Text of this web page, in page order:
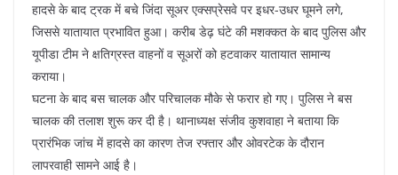
हादसे के बाद ट्रक में बचे जिंदा सूअर एक्सप्रेसवे पर इधर-उधर घूमने लगे,
जिससे यातायात प्रभावित हुआ। करीब डेढ़ घंटे की मशक्कत के बाद पुलिस और
यूपीडा टीम ने क्षतिग्रस्त वाहनों व सूअरों को हटवाकर यातायात सामान्य
कराया।
घटना के बाद बस चालक और परिचालक मौके से फरार हो गए। पुलिस ने बस
चालक की तलाश शुरू कर दी है। थानाध्यक्ष संजीव कुशवाहा ने बताया कि
प्रारंभिक जांच में हादसे का कारण तेज रफ्तार और ओवरटेक के दौरान
लापरवाही सामने आई है।